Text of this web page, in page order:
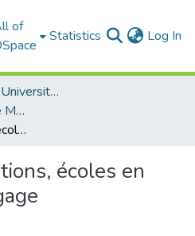
of
Statistics Log In
Collezioni Digitali Università della Calabria
Sala di ricerca "Tullio De Mauro"
Héritages, réceptions, écoles en sciences du langage
écoles en